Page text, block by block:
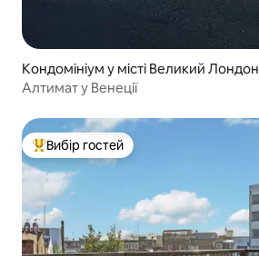
Кондомініум у місті Великий Лондон
Алтимат у Венеції
Топ вибір гостей
Вибір гостей